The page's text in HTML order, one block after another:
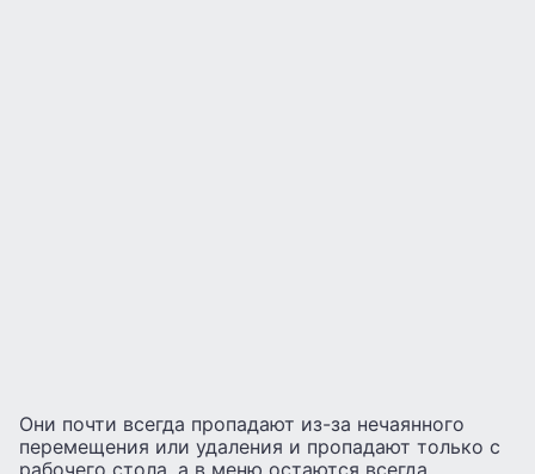
Они почти всегда пропадают из-за нечаянного
перемещения или удаления и пропадают только с